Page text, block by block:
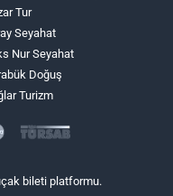
Tur
Seyahat
Nur Seyahat
Doğuş
Turizm
bileti platformu.